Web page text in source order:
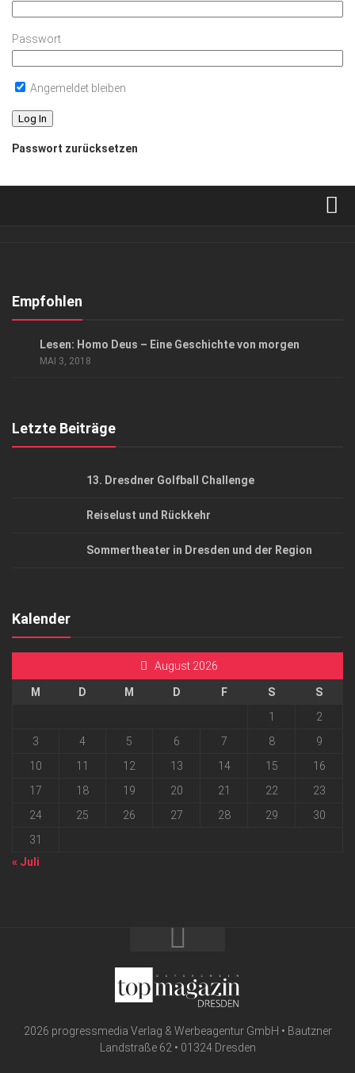
Passwort
Angemeldet bleiben
Passwort zurücksetzen
Kontakt, Impressum
Empfohlen
Lesen: Homo Deus – Eine Geschichte von morgen
MAI 3, 2018
Letzte Beiträge
13. Dresdner Golfball Challenge
Reiselust und Rückkehr
Sommertheater in Dresden und der Region
Kalender
August 2026
M D M D F S
S
1
2
3
4 5 6 7 8
9
10
11 12 13 14 15
16
17
18 19 20 21 22
23
24
25 26 27 28 29
30
31
« Juli
2026 progressmedia Verlag & Werbeagentur GmbH • Bautzner
Landstraße 62 • 01324 Dresden